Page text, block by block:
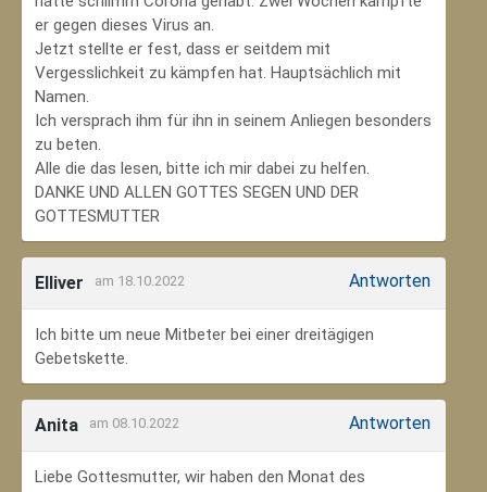
er gegen dieses Virus an.
Jetzt stellte er fest, dass er seitdem mit
Vergesslichkeit zu kämpfen hat. Hauptsächlich mit
Namen.
Ich versprach ihm für ihn in seinem Anliegen besonders
zu beten.
Alle die das lesen, bitte ich mir dabei zu helfen.
DANKE UND ALLEN GOTTES SEGEN UND DER
GOTTESMUTTER
Elliver am 18.10.2022 Antworten
Ich bitte um neue Mitbeter bei einer dreitägigen
Gebetskette.
Anita am 08.10.2022 Antworten
Liebe Gottesmutter, wir haben den Monat des